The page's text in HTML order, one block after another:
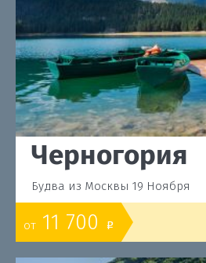
Черногория
Будва из Москвы 19 Ноября
от 11 700 o